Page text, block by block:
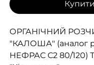
Купити
ОРГАНІЧНИЙ
"КАЛОША" (аналог
НЕФРАС С2 80/120)